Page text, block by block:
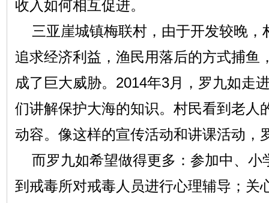
收入如何相互促进。
三亚崖城镇梅联村，由于开发较晚，
追求经济利益，渔民用落后的方式捕鱼
成了巨大威胁。2014年3月，罗九如走
们讲解保护大海的知识。村民看到老人
动容。像这样的宣传活动和讲课活动，
而罗九如希望做得更多：参加中、小
到戒毒所对戒毒人员进行心理辅导；